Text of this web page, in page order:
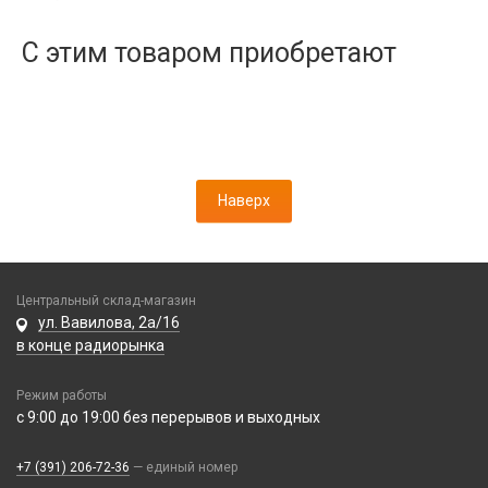
С этим товаром приобретают
Кнопки, толкатели
Разъемы
Шлейфы
Зарядные устройства
АЗУ + FM-модулятор
Адаптеры
Кабели
2 в 1
Аксессуары для ПК
Наверх
Центральный склад-магазин
ул. Вавилова, 2а/16
в конце радиорынка
Режим работы
с 9:00 до 19:00 без перерывов и выходных
+7 (391) 206-72-36 — единый номер